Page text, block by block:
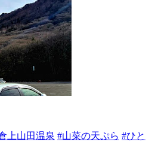
上山田温泉 #山菜の天ぷら #ひと